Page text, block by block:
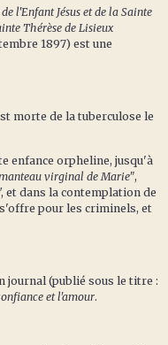
l'Enfant Jésus et de la Sainte
Thérèse de Lisieux
1897) est une
morte de la tuberculose le
enfance orpheline, jusqu'à
virginal de Marie",
et dans la contemplation de
pour les criminels, et
journal (publié sous le titre :
et l'amour.